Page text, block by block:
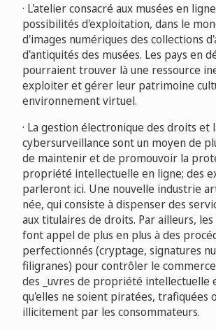
· L'atelier consacré aux musées en
possibilités d'exploitation, dans le
d'images numériques des collections
d'antiquités des musées. Les pays en
pourraient trouver là une ressource
exploiter et gérer leur patrimoine
environnement virtuel.
· La gestion électronique des droits et
cybersurveillance sont un moyen de
de maintenir et de promouvoir la
propriété intellectuelle en ligne; des
parleront ici. Une nouvelle industrie
née, qui consiste à dispenser des
aux titulaires de droits. Par ailleurs,
font appel de plus en plus à des
perfectionnés (cryptage, signatures
filigranes) pour contrôler le
des _uvres de propriété intellectuelle
qu'elles ne soient piratées, trafiquées
illicitement par les consommateurs.